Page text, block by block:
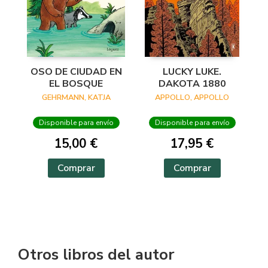
OSO DE CIUDAD EN
EL BOSQUE
GEHRMANN, KATJA
Disponible para envío
15,00 €
Comprar
LUCKY LUKE.
DAKOTA 1880
APPOLLO, APPOLLO
Disponible para envío
17,95 €
Comprar
Otros libros del autor